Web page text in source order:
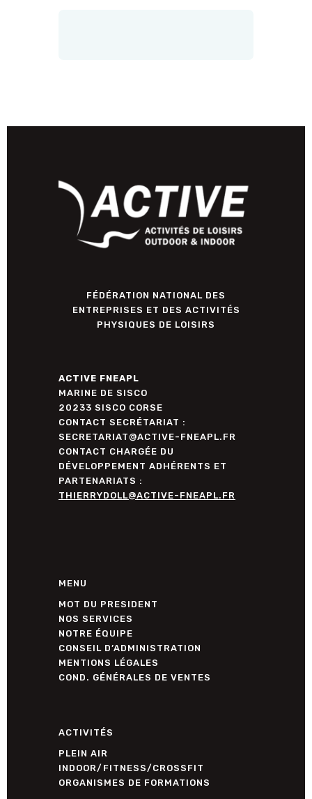
FÉDÉRATION NATIONAL DES
ENTREPRISES ET DES ACTIVITÉS
PHYSIQUES DE LOISIRS
ACTIVE FNEAPL
MARINE DE SISCO
20233 SISCO CORSE
CONTACT SECRÉTARIAT :
SECRETARIAT@ACTIVE-FNEAPL.FR
CONTACT CHARGÉE DU
DÉVELOPPEMENT ADHÉRENTS ET
PARTENARIATS :
THIERRYDOLL@ACTIVE-FNEAPL.FR
MENU
MOT DU PRESIDENT
NOS SERVICES
NOTRE ÉQUIPE
CONSEIL D’ADMINISTRATION
MENTIONS LÉGALES
COND. GÉNÉRALES DE VENTES
ACTIVITÉS
PLEIN AIR
INDOOR/FITNESS/CROSSFIT
ORGANISMES DE FORMATIONS